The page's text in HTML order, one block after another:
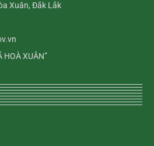
Xuân, Đắk Lắk
HOÀ XUÂN”